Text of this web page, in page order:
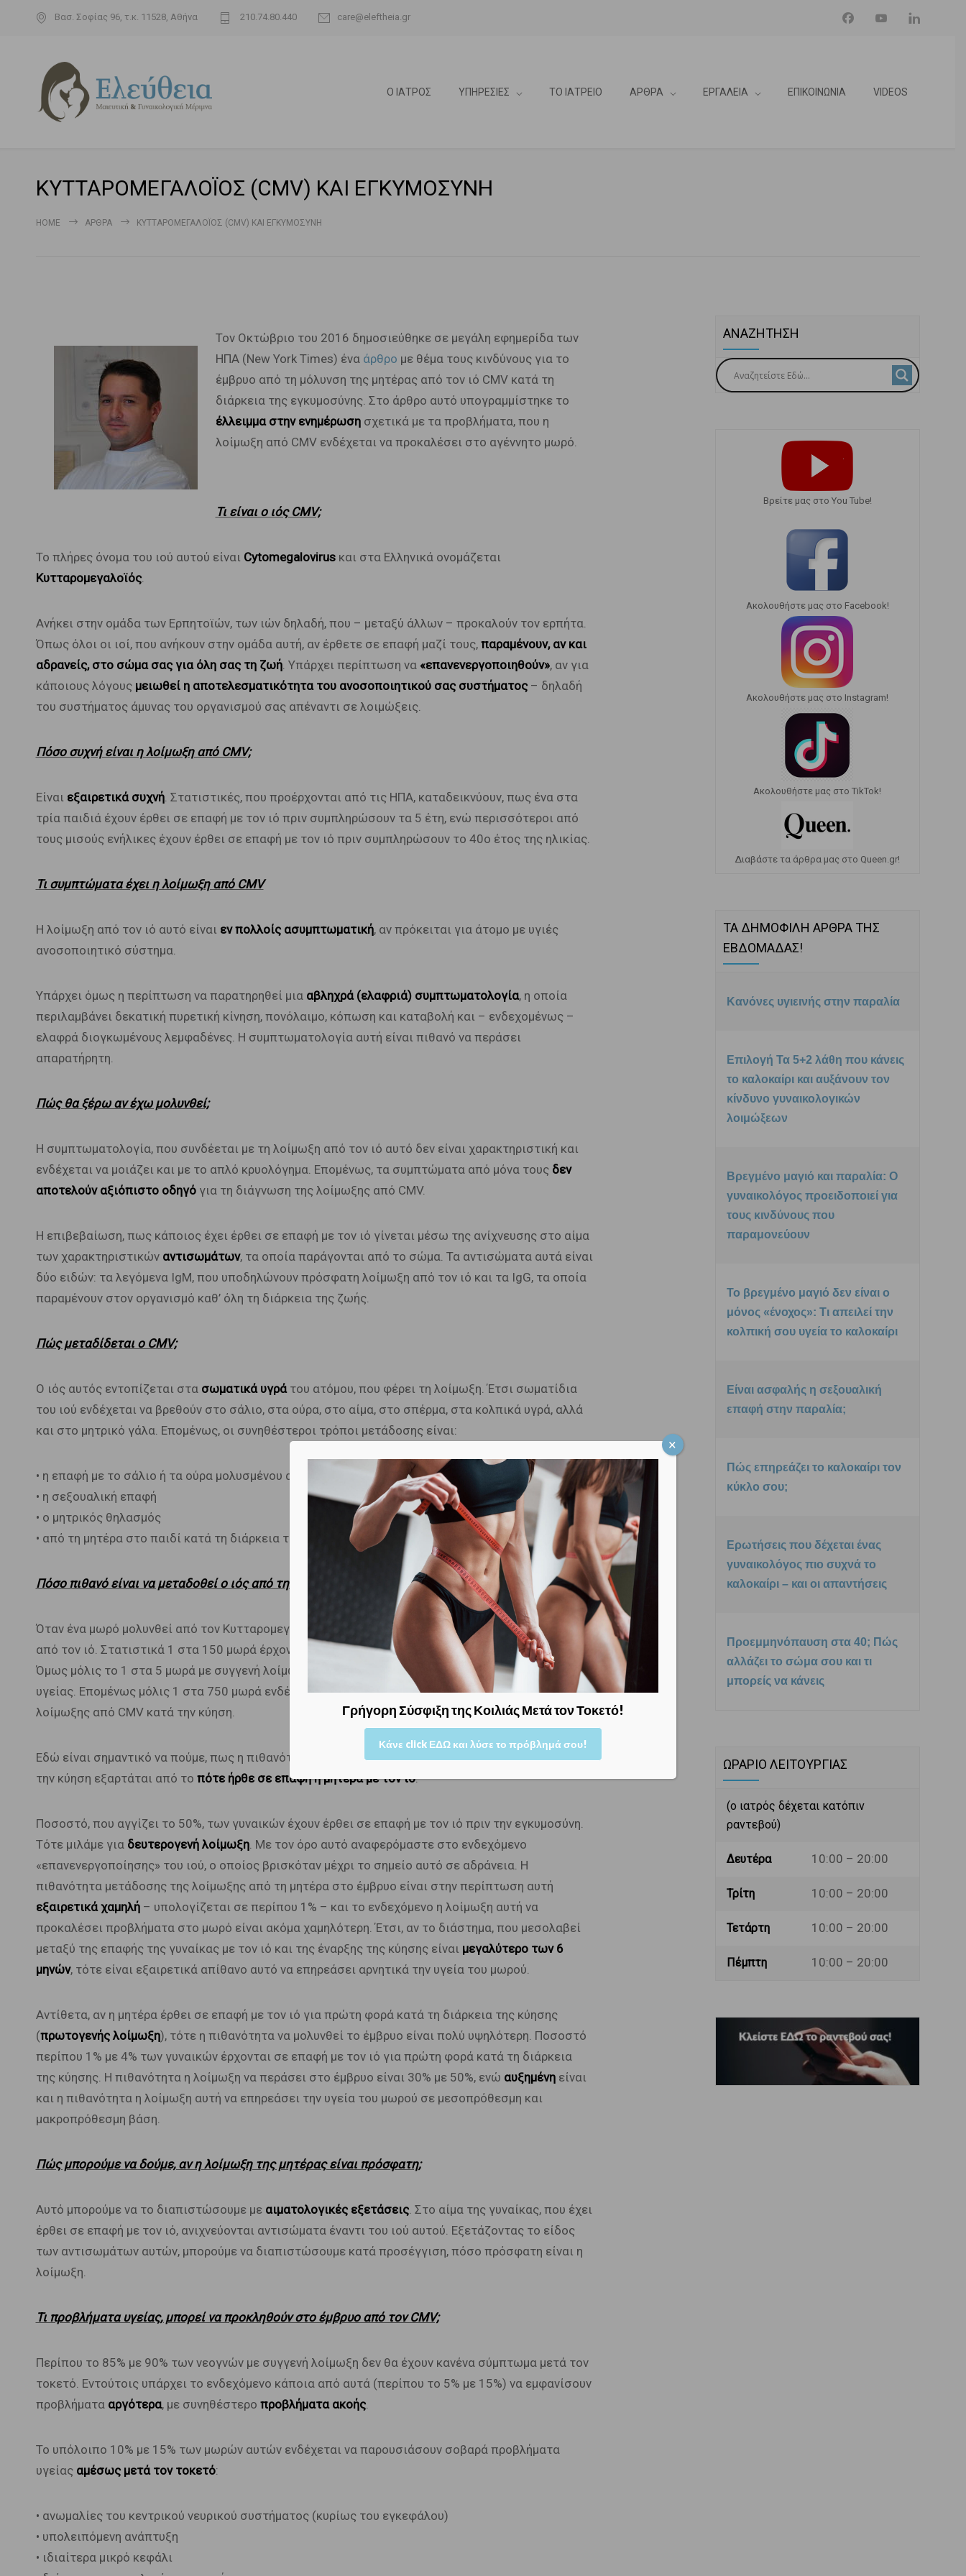
Βασ. Σοφίας 96, τ.κ. 11528, Αθήνα 210.74.80.440 care@eleftheia.gr
Ο ΙΑΤΡΟΣ ΥΠΗΡΕΣΙΕΣ ΤΟ ΙΑΤΡΕΙΟ ΑΡΘΡΑ ΕΡΓΑΛΕΙΑ ΕΠΙΚΟΙΝΩΝΙΑ VIDEOS
ΚΥΤΤΑΡΟΜΕΓΑΛΟΪΟΣ (CMV) ΚΑΙ ΕΓΚΥΜΟΣΥΝΗ
HOME ΆΡΘΡΑ ΚΥΤΤΑΡΟΜΕΓΑΛΟΪΟΣ (CMV) ΚΑΙ ΕΓΚΥΜΟΣΥΝΗ
Τον Οκτώβριο του 2016 δημοσιεύθηκε σε μεγάλη εφημερίδα των
ΗΠΑ (New York Times) ένα άρθρο με θέμα τους κινδύνους για το
έμβρυο από τη μόλυνση της μητέρας από τον ιό CMV κατά τη
διάρκεια της εγκυμοσύνης. Στο άρθρο αυτό υπογραμμίστηκε το
έλλειμμα στην ενημέρωσησχετικά με τα προβλήματα, που η
λοίμωξη από CMV ενδέχεται να προκαλέσει στο αγέννητο μωρό.
Τι είναι ο ιός CMV;
Το πλήρες όνομα του ιού αυτού είναι Cytomegalovirusκαι στα Ελληνικά ονομάζεται
Κυτταρομεγαλοϊός.
Ανήκει στην ομάδα των Ερπητοϊών, των ιών δηλαδή, που – μεταξύ άλλων – προκαλούν τον ερπήτα.
Όπως όλοι οι ιοί, που ανήκουν στην ομάδα αυτή, αν έρθετε σε επαφή μαζί τους, παραμένουν, αν και
αδρανείς, στο σώμα σας για όλη σας τη ζωή. Υπάρχει περίπτωση να «επανενεργοποιηθούν», αν για
κάποιους λόγουςμειωθεί η αποτελεσματικότητα του ανοσοποιητικού σας συστήματος– δηλαδή
του συστήματος άμυνας του οργανισμού σας απέναντι σε λοιμώξεις.
Πόσο συχνή είναι η λοίμωξη από CMV;
Είναι εξαιρετικά συχνή. Στατιστικές, που προέρχονται από τις ΗΠΑ, καταδεικνύουν, πως ένα στα
τρία παιδιά έχουν έρθει σε επαφή με τον ιό πριν συμπληρώσουν τα 5 έτη, ενώ περισσότεροι από
τους μισούς ενήλικες έχουν έρθει σε επαφή με τον ιό πριν συμπληρώσουν το 40ο έτος της ηλικίας.
Τι συμπτώματα έχει η λοίμωξη από CMV
Η λοίμωξη από τον ιό αυτό είναι εν πολλοίς ασυμπτωματική, αν πρόκειται για άτομο με υγιές
ανοσοποιητικό σύστημα.
Υπάρχει όμως η περίπτωση να παρατηρηθεί μιααβληχρά (ελαφριά) συμπτωματολογία, η οποία
περιλαμβάνει δεκατική πυρετική κίνηση, πονόλαιμο, κόπωση και καταβολή και – ενδεχομένως –
ελαφρά διογκωμένους λεμφαδένες. Η συμπτωματολογία αυτή είναι πιθανό να περάσει
απαρατήρητη.
Πώς θα ξέρω αν έχω μολυνθεί;
Η συμπτωματολογία, που συνδέεται με τη λοίμωξη από τον ιό αυτό δεν είναι χαρακτηριστική και
ενδέχεται να μοιάζει και με το απλό κρυολόγημα. Επομένως, τα συμπτώματα από μόνα τους δεν
αποτελούν αξιόπιστο οδηγόγια τη διάγνωση της λοίμωξης από CMV.
Η επιβεβαίωση, πως κάποιος έχει έρθει σε επαφή με τον ιό γίνεται μέσω της ανίχνευσης στο αίμα
των χαρακτηριστικών αντισωμάτων, τα οποία παράγονται από το σώμα. Τα αντισώματα αυτά είναι
δύο ειδών: τα λεγόμενα IgM, που υποδηλώνουν πρόσφατη λοίμωξη από τον ιό και τα IgG, τα οποία
παραμένουν στον οργανισμό καθ’ όλη τη διάρκεια της ζωής.
Πώς μεταδίδεται ο CMV;
Ο ιός αυτός εντοπίζεται στα σωματικά υγράτου ατόμου, που φέρει τη λοίμωξη. Έτσι σωματίδια
του ιού ενδέχεται να βρεθούν στο σάλιο, στα ούρα, στο αίμα, στο σπέρμα, στα κολπικά υγρά, αλλά
και στο μητρικό γάλα. Επομένως, οι συνηθέστεροι τρόποι μετάδοσης είναι:
• η επαφή με το σάλιο ή τα ούρα μολυσμένου ατόμου
• η σεξουαλική επαφή
• ο μητρικός θηλασμός
• από τη μητέρα στο παιδί κατά τη διάρκεια της κύησης
Πόσο πιθανό είναι να μεταδοθεί ο ιός από τη μητέρα στο μωρό κατά την κύηση;
Όταν ένα μωρό μολυνθεί από τον Κυτταρομεγαλοϊό μέσα στη μήτρα, μιλάμε για συγγενή λοίμωξη
από τον ιό. Στατιστικά 1 στα 150 μωρά έρχονται στον κόσμο με συγγενή λοίμωξη από το CMV.
Όμως μόλις το 1 στα 5 μωρά με συγγενή λοίμωξη θα παρουσιάσουν μακροπρόθεσμα προβλήματα
υγείας. Επομένως μόλις 1 στα 750 μωρά ενδέχεται να παρουσιάσουν προβλήματα υγείας, λόγω
λοίμωξης από CMV κατά την κύηση.
Εδώ είναι σημαντικό να πούμε, πως η πιθανότητα να μεταδοθεί ο ιός από τη μητέρα στο μωρό κατά
την κύηση εξαρτάται από το πότε ήρθε σε επαφή η μητέρα με τον ιό.
Ποσοστό, που αγγίζει το 50%, των γυναικών έχουν έρθει σε επαφή με τον ιό πριν την εγκυμοσύνη.
Τότε μιλάμε για δευτερογενή λοίμωξη. Με τον όρο αυτό αναφερόμαστε στο ενδεχόμενο
«επανενεργοποίησης» του ιού, ο οποίος βρισκόταν μέχρι το σημείο αυτό σε αδράνεια. Η
πιθανότητα μετάδοσης της λοίμωξης από τη μητέρα στο έμβρυο είναι στην περίπτωση αυτή
εξαιρετικά χαμηλή– υπολογίζεται σε περίπου 1% – και το ενδεχόμενο η λοίμωξη αυτή να
προκαλέσει προβλήματα στο μωρό είναι ακόμα χαμηλότερη. Έτσι, αν το διάστημα, που μεσολαβεί
μεταξύ της επαφής της γυναίκας με τον ιό και της έναρξης της κύησης είναι μεγαλύτερο των 6
μηνών, τότε είναι εξαιρετικά απίθανο αυτό να επηρεάσει αρνητικά την υγεία του μωρού.
Αντίθετα, αν η μητέρα έρθει σε επαφή με τον ιό για πρώτη φορά κατά τη διάρκεια της κύησης
(πρωτογενής λοίμωξη), τότε η πιθανότητα να μολυνθεί το έμβρυο είναι πολύ υψηλότερη. Ποσοστό
περίπου 1% με 4% των γυναικών έρχονται σε επαφή με τον ιό για πρώτη φορά κατά τη διάρκεια
της κύησης. Η πιθανότητα η λοίμωξη να περάσει στο έμβρυο είναι 30% με 50%, ενώ αυξημένηείναι
και η πιθανότητα η λοίμωξη αυτή να επηρεάσει την υγεία του μωρού σε μεσοπρόθεσμη και
μακροπρόθεσμη βάση.
Πώς μπορούμε να δούμε, αν η λοίμωξη της μητέρας είναι πρόσφατη;
Αυτό μπορούμε να το διαπιστώσουμε με αιματολογικές εξετάσεις. Στο αίμα της γυναίκας, που έχει
έρθει σε επαφή με τον ιό, ανιχνεύονται αντισώματα έναντι του ιού αυτού. Εξετάζοντας το είδος
των αντισωμάτων αυτών, μπορούμε να διαπιστώσουμε κατά προσέγγιση, πόσο πρόσφατη είναι η
λοίμωξη.
Τι προβλήματα υγείας, μπορεί να προκληθούν στο έμβρυο από τον CMV;
Περίπου το 85% με 90% των νεογνών με συγγενή λοίμωξη δεν θα έχουν κανένα σύμπτωμα μετά τον
τοκετό. Εντούτοις υπάρχει το ενδεχόμενο κάποια από αυτά (περίπου το 5% με 15%) να εμφανίσουν
προβλήματα αργότερα, με συνηθέστερο προβλήματα ακοής.
Το υπόλοιπο 10% με 15% των μωρών αυτών ενδέχεται να παρουσιάσουν σοβαρά προβλήματα
υγείας αμέσως μετά τον τοκετό:
• ανωμαλίες του κεντρικού νευρικού συστήματος (κυρίως του εγκεφάλου)
• υπολειπόμενη ανάπτυξη
• ιδιαίτερα μικρό κεφάλι
ΑΝΑΖΗΤΗΣΗ
Bρείτε μας στο You Tube!
Ακολουθήστε μας στο Facebook!
Ακολουθήστε μας στο Instagram!
Ακολουθήστε μας στο TikTok!
Διαβάστε τα άρθρα μας στο Queen.gr!
ΤΑ ΔΗΜΟΦΙΛΗ ΑΡΘΡΑ ΤΗΣ
ΕΒΔΟΜΑΔΑΣ!
Κανόνες υγιεινής στην παραλία
Επιλογή Τα 5+2 λάθη που κάνεις
το καλοκαίρι και αυξάνουν τον
κίνδυνο γυναικολογικών
λοιμώξεων
Βρεγμένο μαγιό και παραλία: Ο
γυναικολόγος προειδοποιεί για
τους κινδύνους που
παραμονεύουν
Το βρεγμένο μαγιό δεν είναι ο
μόνος «ένοχος»: Τι απειλεί την
κολπική σου υγεία το καλοκαίρι
Είναι ασφαλής η σεξουαλική
επαφή στην παραλία;
Πώς επηρεάζει το καλοκαίρι τον
κύκλο σου;
Ερωτήσεις που δέχεται ένας
γυναικολόγος πιο συχνά το
καλοκαίρι – και οι απαντήσεις
Προεμμηνόπαυση στα 40; Πώς
αλλάζει το σώμα σου και τι
μπορείς να κάνεις
ΩΡΑΡΙΟ ΛΕΙΤΟΥΡΓΙΑΣ
(ο ιατρός δέχεται κατόπιν
ραντεβού)
Δευτέρα 10:00 – 20:00
Τρίτη 10:00 – 20:00
Τετάρτη 10:00 – 20:00
Πέμπτη 10:00 – 20:00
Γρήγορη Σύσφιξη της Κοιλιάς Μετά τον Τοκετό!
Κάνε click ΕΔΩ και λύσε το πρόβλημά σου!